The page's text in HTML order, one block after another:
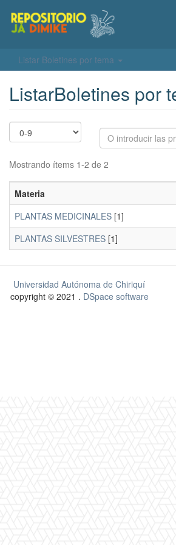
Listar Boletines por tema
ListarBoletines por
Mostrando ítems 1-2 de 2
Materia
PLANTAS MEDICINALES [1]
PLANTAS SILVESTRES [1]
Universidad Autónoma de Chiriquí
copyright © 2021 . DSpace software